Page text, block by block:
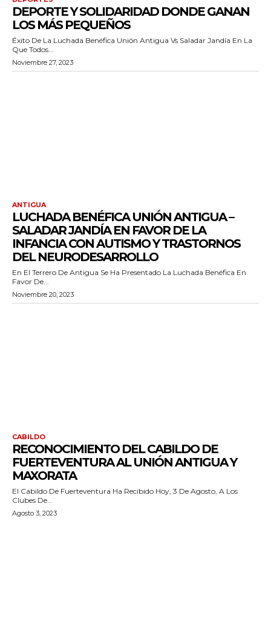
DEPORTE Y SOLIDARIDAD DONDE GANAN
LOS MÁS PEQUEÑOS
Éxito De La Luchada Benéfica Unión Antigua Vs Saladar Jandía En La
Que Todos...
Noviembre 27, 2023
ANTIGUA
LUCHADA BENÉFICA UNIÓN ANTIGUA –
SALADAR JANDÍA EN FAVOR DE LA
INFANCIA CON AUTISMO Y TRASTORNOS
DEL NEURODESARROLLO
En El Terrero De Antigua Se Ha Presentado La Luchada Benéfica En
Favor De...
Noviembre 20, 2023
CABILDO
RECONOCIMIENTO DEL CABILDO DE
FUERTEVENTURA AL UNIÓN ANTIGUA Y
MAXORATA
El Cabildo De Fuerteventura Ha Recibido Hoy, 3 De Agosto, A Los
Clubes De...
Agosto 3, 2023